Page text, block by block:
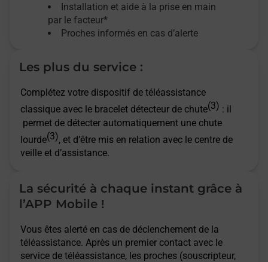
Installation et aide à la prise en main
par le facteur*
Proches informés en cas d’alerte
Les plus du service :
Complétez votre dispositif de téléassistance
classique avec le bracelet détecteur de chute(3) : il
permet de détecter automatiquement une chute
lourde(3), et d’être mis en relation avec le centre de
veille et d’assistance.
La sécurité à chaque instant grâce à
l’APP Mobile !
Vous êtes alerté en cas de déclenchement de la
téléassistance. Après un premier contact avec le
service de téléassistance, les proches (souscripteur,